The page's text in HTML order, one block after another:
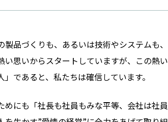
製品づくりも、あるいは技術やシステムも
い思いからスタートしていますが、この熱
」であると、私たちは確信しています。
めにも「社長も社員もみな平等、会社は社